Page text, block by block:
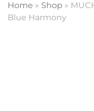
Home » Shop »
Blue Harmony